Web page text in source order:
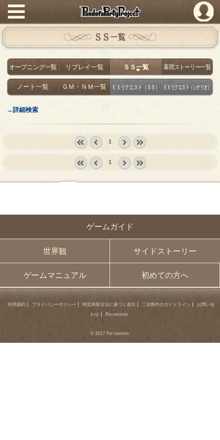
PandoraPartyProject
ゲームガイド
世界観 サイドストーリー
ゲームマニュアル 初めての方へ
ＳＳ一覧
オープニング一覧 リプレイ一覧 ＳＳ一覧 幕間ストーリー一覧
ノート一覧 ＧＭ・ＮＭ一覧 ＥＸリクエスト（ＳＳ） ＥＸリクエスト（シナリオ）
→詳細検索
prev
1
1
利用規約 プライバシーポリシー 特定商取引法に基づく表示 二次創作のガイドライン
お問い合
わせ
Re:version
© 2017 Re:version.